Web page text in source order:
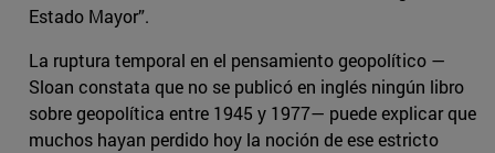
Estado Mayor”.
La ruptura temporal en el pensamiento geopolítico —
Sloan constata que no se publicó en inglés ningún libro
sobre geopolítica entre 1945 y 1977— puede explicar que
muchos hayan perdido hoy la noción de ese estricto